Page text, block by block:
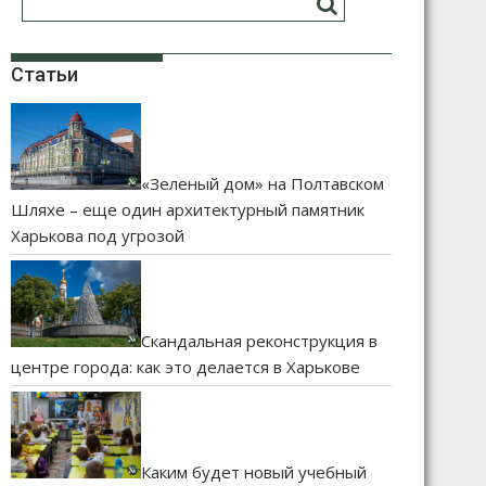
Статьи
«Зеленый дом» на Полтавском
Шляхе – еще один архитектурный памятник
Харькова под угрозой
Скандальная реконструкция в
центре города: как это делается в Харькове
Каким будет новый учебный